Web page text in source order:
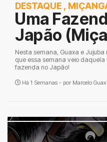
DESTAQUE ,
Uma
Japão
Nesta semana, Guaxa e
que essa semana veio
fazenda no Japão!
Há 1 Semanas - por Marcelo